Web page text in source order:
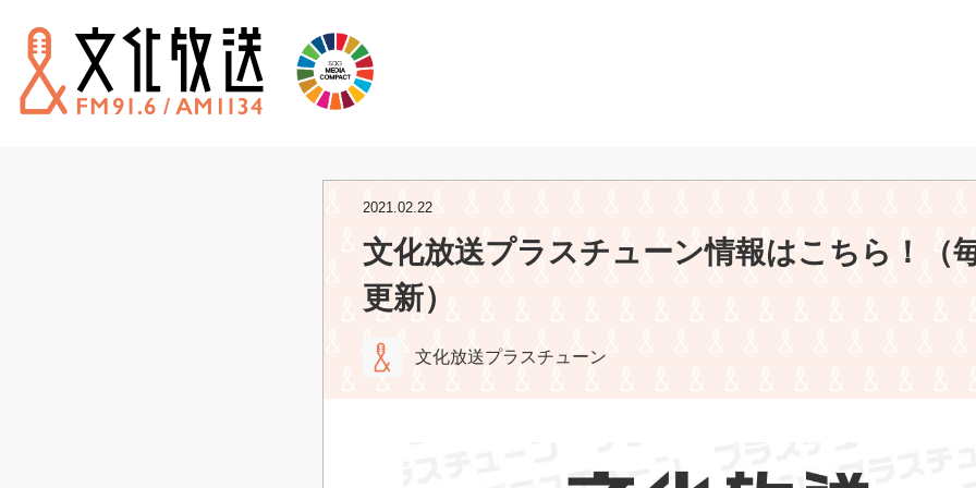
2021.02.22
文化放送プラスチューン情報はこちら！（
更新）
文化放送プラスチューン